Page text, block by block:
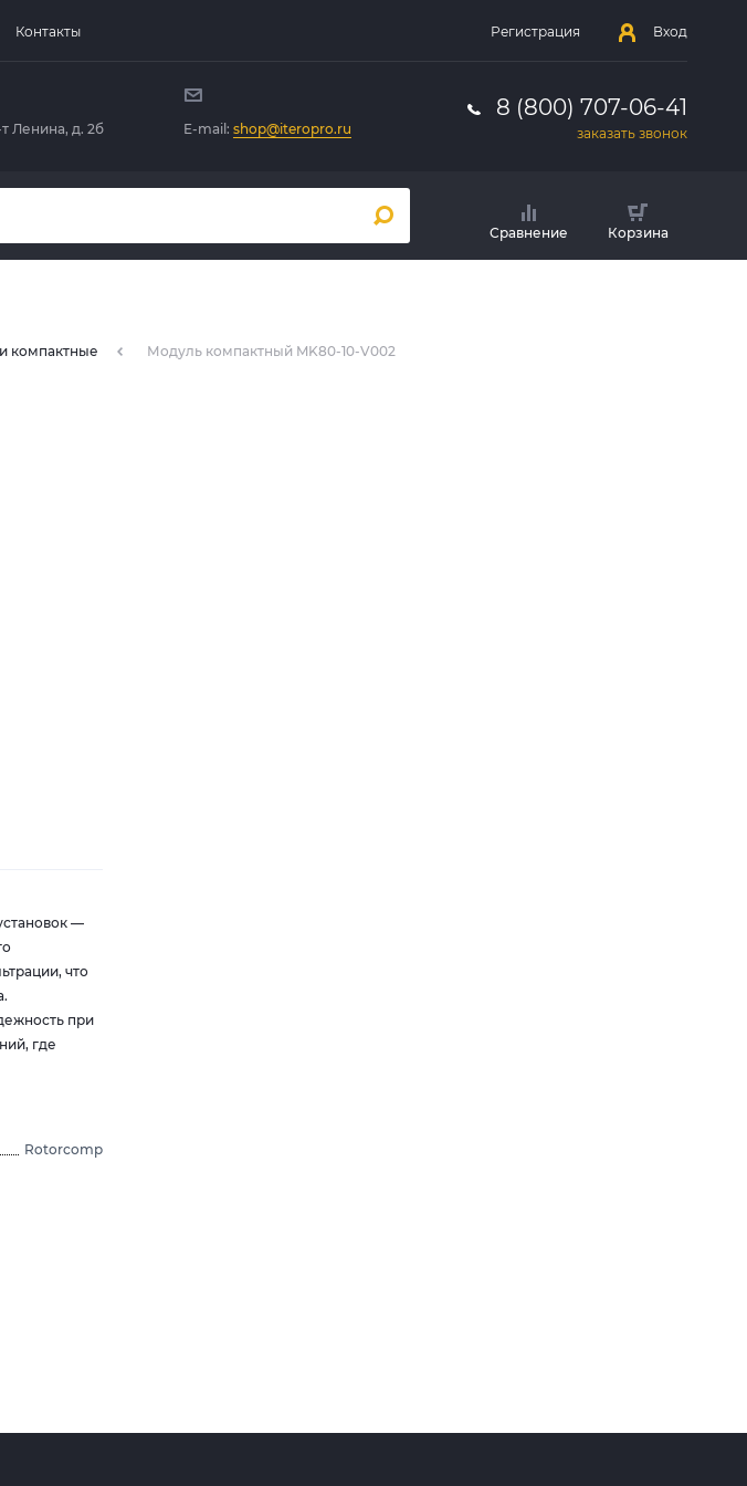
Контакты Регистрация Вход
Ленина, д. 2б E-mail:shop@iteropro.ru
8 (800) 707-06-41
заказать звонок
Сравнение Корзина
компактные Модуль компактный MK80-10-V002
—
что
при
где
Rotorcomp